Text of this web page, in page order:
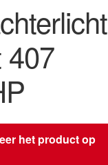
407
het product op